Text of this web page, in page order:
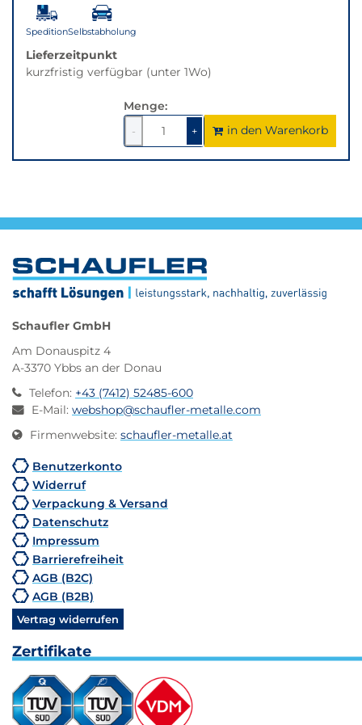
Variante.
SpeditionSelbstabholung
Lieferzeitpunkt
kurzfristig verfügbar (unter 1Wo)
Menge:
-
1
verringern
+1um
1
erhöhen
in den Warenkorb
Schaufler GmbH
Am Donauspitz 4
A-3370 Ybbs an der Donau
Telefon: +43 (7412) 52485-600
E-Mail: webshop@schaufler-metalle.com
Firmenwebsite: schaufler-metalle.at
Benutzerkonto
Widerruf
Verpackung & Versand
Datenschutz
Impressum
Barrierefreiheit
AGB (B2C)
AGB (B2B)
Vertrag widerrufen
Zertifikate